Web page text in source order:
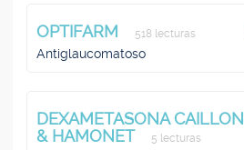
OPTIFARM 518 lecturas
Antiglaucomatoso
DEXAMETASONA CAILLON
& HAMONET
5 lecturas